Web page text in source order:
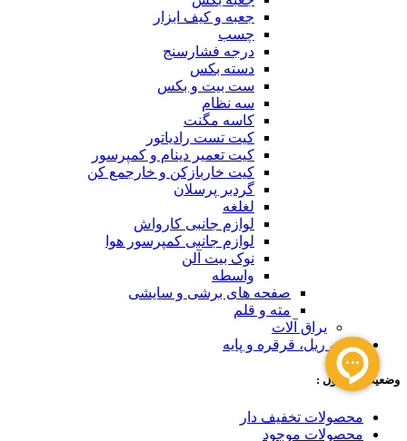
جعبه و کیف ابزار
چسب
درجه فشارسنج
دسته بکس
ست بیت و بکس
سه نظام
کاسه مگنت
کیت تست رادیاتور
کیت تعمیر دینام و کمپرسور
کیت خاربازکن و خارجمع کن
گردبر پرسلان
لغلغه
لوازم جانبی کارواش
لوازم جانبی کمپرسور هوا
نوک بیت آلن
واسطه
صفحه های برشی و سایشی
مته و قلم
یراق آلات
چرخ ، ریل، قرقره و پایه
وضعیت محصول :
محصولات تخفیف دار
محصولات موجود